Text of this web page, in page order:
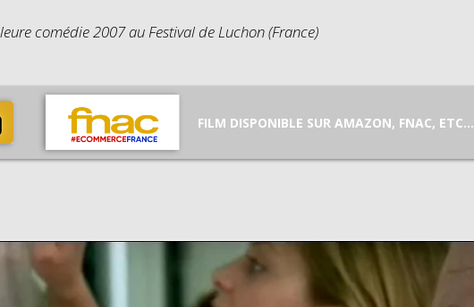
comédie 2007 au Festival de Luchon (France)
FILM DISPONIBLE SUR AMAZON, FNAC, ETC…